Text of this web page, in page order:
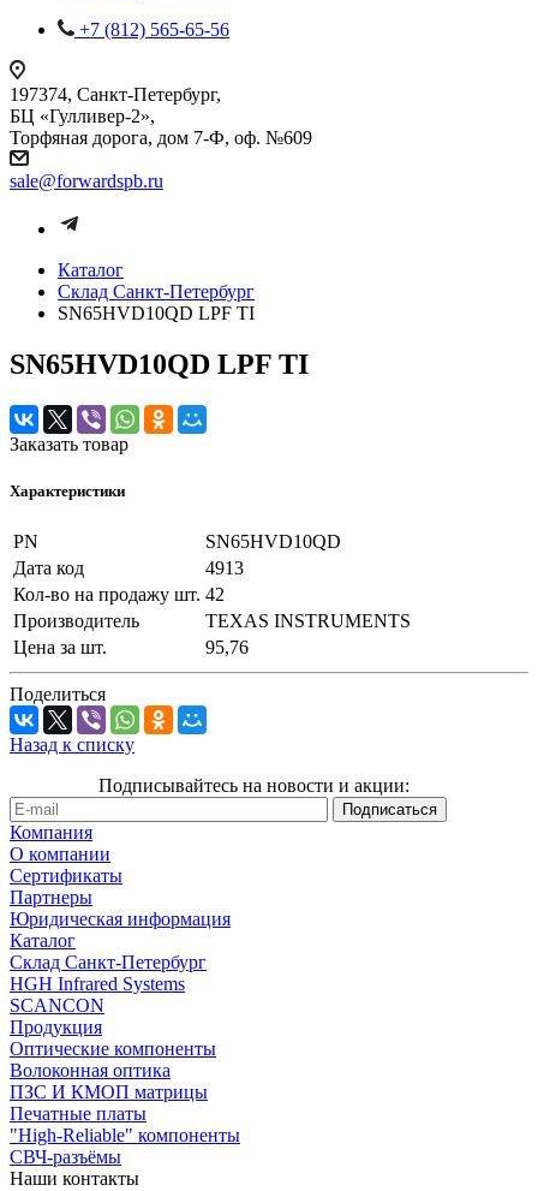
+7 (812) 565-65-56
197374, Санкт-Петербург,
БЦ «Гулливер-2»,
Торфяная дорога, дом 7-Ф, оф. №609
sale@forwardspb.ru
Каталог
Cклад Санкт-Петербург
SN65HVD10QD LPF TI
SN65HVD10QD LPF TI
Заказать товар
Характеристики
PN
SN65HVD10QD
Дата код
4913
Кол-во на продажу шт. 42
Производитель
TEXAS INSTRUMENTS
Цена за шт.
95,76
Поделиться
Назад к списку
Подписывайтесь на новости и акции:
Компания
О компании
Сертификаты
Партнеры
Юридическая информация
Каталог
Cклад Санкт-Петербург
HGH Infrared Systems
SCANCON
Продукция
Оптические компоненты
Волоконная оптика
ПЗС И КМОП матрицы
Печатные платы
"High-Reliable" компоненты
СВЧ-разъёмы
Наши контакты